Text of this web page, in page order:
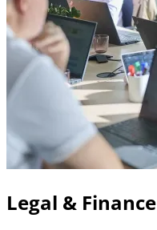
Legal & Finance